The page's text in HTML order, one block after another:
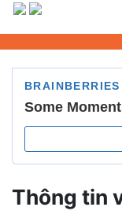
Thông tin